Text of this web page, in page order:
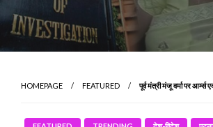
HOMEPAGE FEATURED पूर्व मंत्री मंजू वर्मा पर आर्म्स